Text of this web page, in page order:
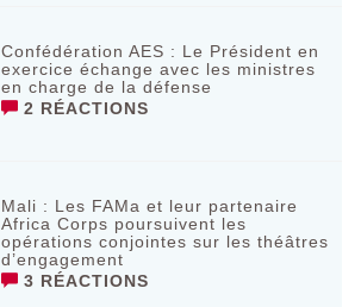
Confédération AES : Le Président en
exercice échange avec les ministres
en charge de la défense
2 RÉACTIONS
Mali : Les FAMa et leur partenaire
Africa Corps poursuivent les
opérations conjointes sur les théâtres
d’engagement
3 RÉACTIONS